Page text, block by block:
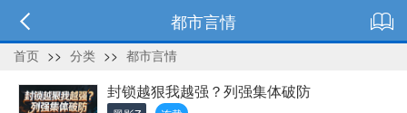
都市言情
首页 >> 分类 >> 都市言情
封锁越狠我越强？列强集体破防